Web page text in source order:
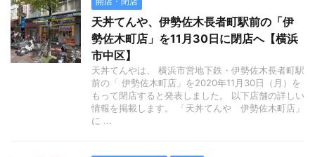
天丼てんや、伊勢佐木長者町駅前の「伊
勢佐木町店」を11月30日に閉店へ【横浜
市中区】
天丼てんやは、 横浜市営地下鉄・伊勢佐木長者町駅
前の「 伊勢佐木町店」を2020年11月30日（月）を
もって閉店すると発表しました。 以下店舗の詳しい
情報を掲載します。 「天丼てんや 伊勢佐木町店」
に ...